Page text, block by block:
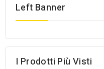
Left Banner
I Prodotti Più Visti